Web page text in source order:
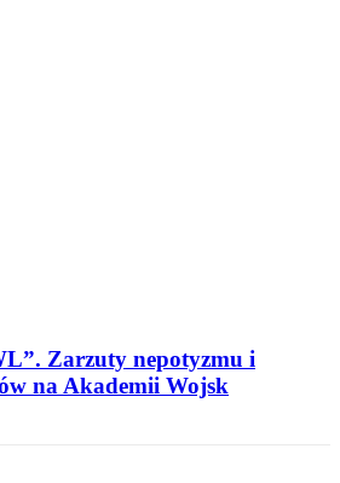
Zarzuty nepotyzmu i
na Akademii Wojsk